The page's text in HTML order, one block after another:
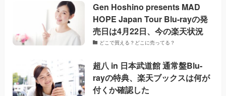
Gen Hoshino presents MAD
HOPE Japan Tour Blu-rayの発
売日は4月22日、今の楽天状況
どこで買える？どこに売ってる？
超八 in 日本武道館 通常盤Blu-
rayの特典、楽天ブックスは何が
付くか確認した